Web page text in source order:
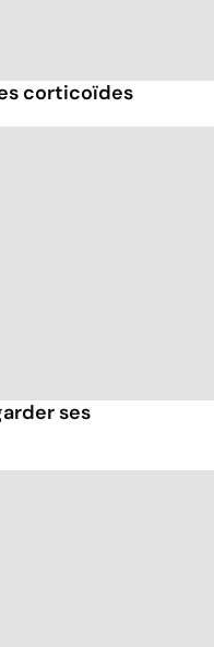
corticoïdes
ses